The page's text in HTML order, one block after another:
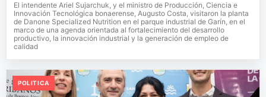
El intendente Ariel Sujarchuk, y el ministro de Producción, Ciencia e
Innovación Tecnológica bonaerense, Augusto Costa, visitaron la planta
de Danone Specialized Nutrition en el parque industrial de Garín, en el
marco de una agenda orientada al fortalecimiento del desarrollo
productivo, la innovación industrial y la generación de empleo de
calidad
POLITICA